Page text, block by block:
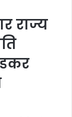
राज्य